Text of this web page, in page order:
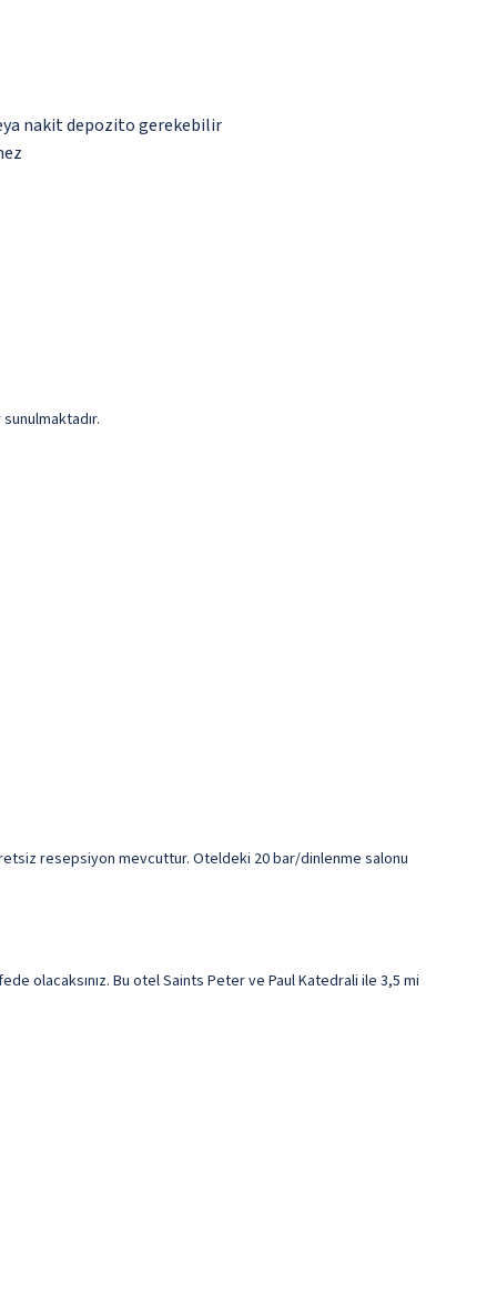
nakit depozito gerekebilir
resepsiyon mevcuttur. Oteldeki 20 bar/dinlenme salonu
olacaksınız. Bu otel Saints Peter ve Paul Katedrali ile 3,5 mi